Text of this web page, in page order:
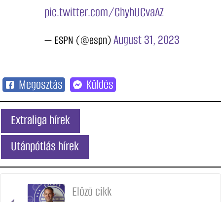
pic.twitter.com/ChyhUCvaAZ
— ESPN (@espn)August 31, 2023
Megosztás Küldés
Extraliga hírek
Utánpótlás hírek
Előző cikk